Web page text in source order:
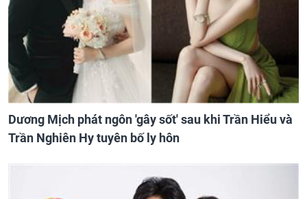
Dương Mịch phát ngôn 'gây sốt' sau khi Trần Hiểu và
Trần Nghiên Hy tuyên bố ly hôn